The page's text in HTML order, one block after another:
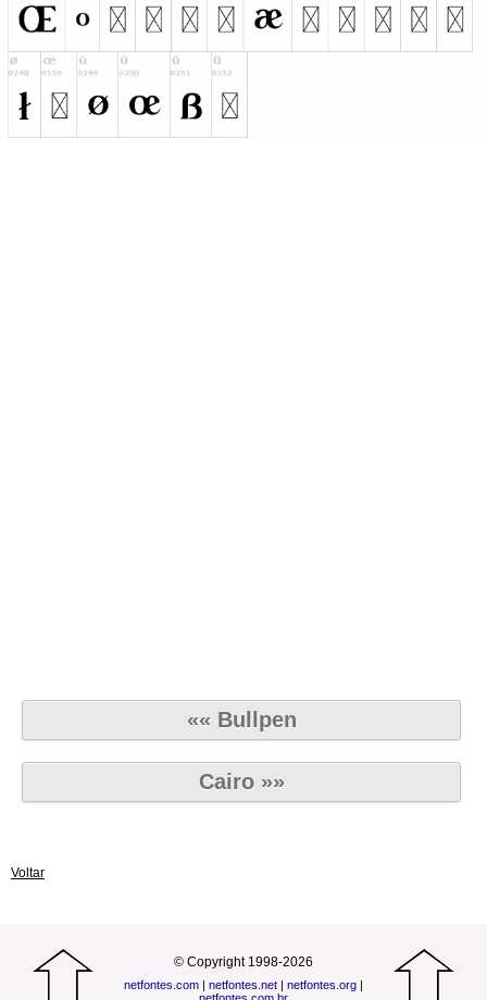
«« Bullpen
Cairo »»
Voltar
© Copyright 1998-2026
netfontes.com | netfontes.net | netfontes.org |